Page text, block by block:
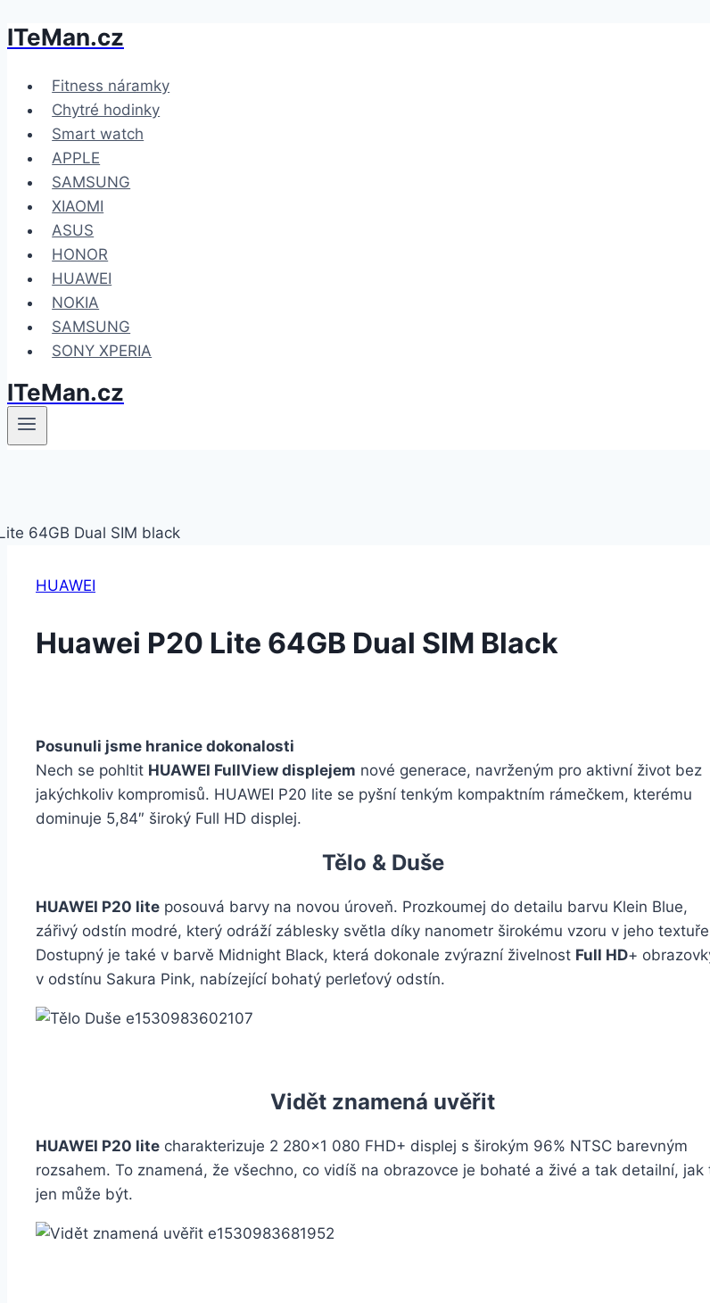
Přeskočit
obsah
ITeMan.cz
Fitness náramky
Chytré hodinky
Smart watch
APPLE
SAMSUNG
XIAOMI
ASUS
HONOR
HUAWEI
NOKIA
SAMSUNG
SONY XPERIA
ITeMan.cz
HUAWEI
Huawei P20 Lite 64GB Dual SIM Black
Posunuli jsme hranice dokonalosti
Nech se pohltit HUAWEI FullView displejem nové generace, navrženým pro aktivní život bez
jakýchkoliv kompromisů. HUAWEI P20 lite se pyšní tenkým kompaktním rámečkem, kterému
dominuje 5,84″ široký Full HD displej.
Tělo & Duše
HUAWEI P20 lite posouvá barvy na novou úroveň. Prozkoumej do detailu barvu Klein Blue,
zářivý odstín modré, který odráží záblesky světla díky nanometr širokému vzoru v jeho
Dostupný je také v barvě Midnight Black, která dokonale zvýrazní živelnost Full HD+
v odstínu Sakura Pink, nabízející bohatý perleťový odstín.
Vidět znamená uvěřit
HUAWEI P20 lite charakterizuje 2 280×1 080 FHD+ displej s širokým 96% NTSC barevným
rozsahem. To znamená, že všechno, co vidíš na obrazovce je bohaté a živé a tak detailní, jak
jen může být.